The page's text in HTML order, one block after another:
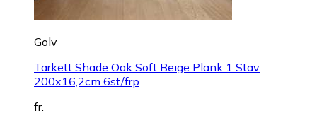
Golv
Tarkett Shade Oak Soft Beige Plank 1 Stav
200x16,2cm 6st/frp
fr.